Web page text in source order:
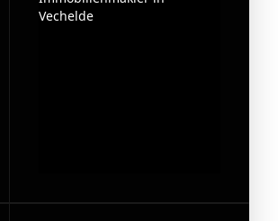
Vechelde